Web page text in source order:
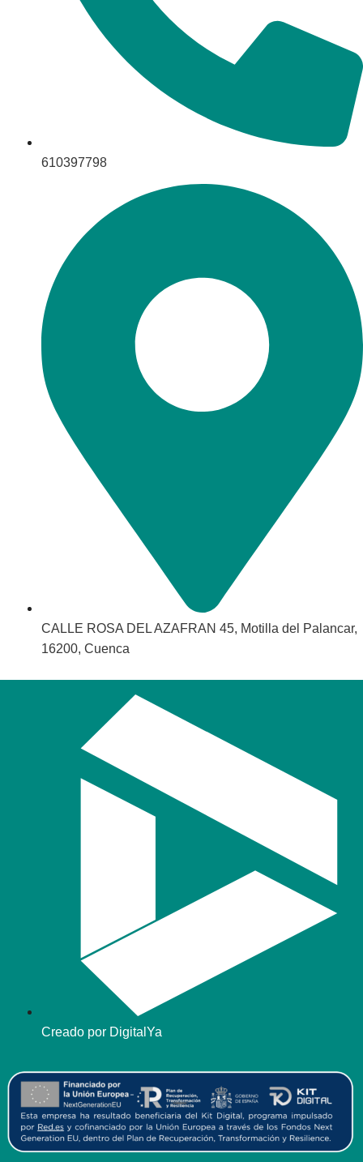
610397798
CALLE ROSA DEL AZAFRAN 45, Motilla del Palancar,
16200, Cuenca
Creado por DigitalYa